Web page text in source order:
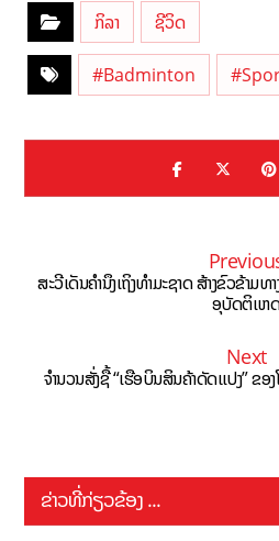
ກິລາ ຊີວິດ
#Badminton
ສະວີເດັນຄຳນຶງເຖິງທຳມະຊາດ ສ້າງຂົວຂ້າ
ອຸບັດຕິເຫ
Next
ຈຳນວນສັ່ງຊື້ “ເຮືອບິນສິນຄ້າດັດແປງ” ຂອ
ຂ່າວທີ່ກ່ຽວຂ້ອງ ...